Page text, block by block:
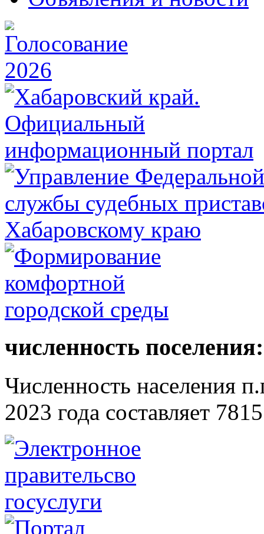
численность поселения:
Численность населения
2023 года составляет